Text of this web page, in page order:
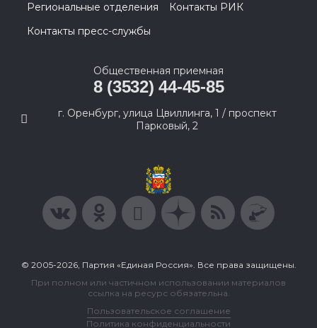
Региональные отделения
Контакты РИК
Контакты пресс-службы
Общественная приемная
8 (3532) 44-45-85
г. Оренбург, улица Цвиллинга, 1 / проспект
Парковый, 2
© 2005-2026, Партия «Единая Россия». Все права защищены.
При полном или частичном использовании материалов
ссылка на ресурс обязательна.
Пользовательское соглашение
Политика конфиденциальности